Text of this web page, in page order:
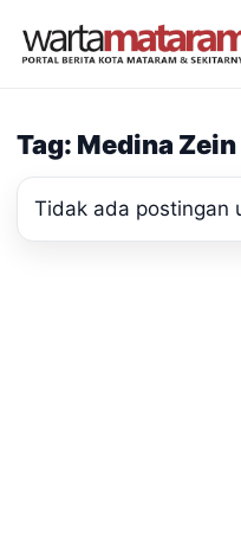
Tag: Medina
Tidak ada postingan